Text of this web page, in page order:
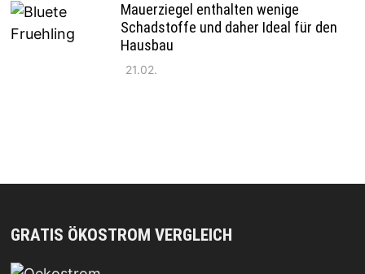
Mauerziegel enthalten wenige
Schadstoffe und daher Ideal für den
Hausbau
21.02.
GRATIS ÖKOSTROM VERGLEICH